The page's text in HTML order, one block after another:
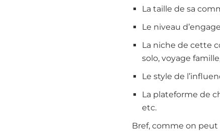
La taille de sa
Le niveau
La niche de cette
solo, voyage
Le style de
La plateforme de
etc.
Bref, comme on peut